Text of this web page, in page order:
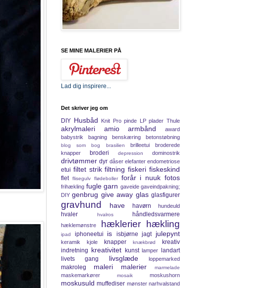
SE MINE MALERIER PÅ
Lad dig inspirere...
Det skriver jeg om
DIY Husbåd Knit Pro pinde LP plader Thule
akrylmaleri amio armbånd
award
babystrik
bagning benskæring betonstøbning
blog som bog brasilien brilleetui
broderede
knapper
broderi depression dominostrik
drivtømmer dyr dåser elefanter endometriose
etui filtet strik filtning fiskeri fiskeskind
flet flisegulv flødeboller forår i nuuk fotos
frihækling fugle garn gaveide gaveindpakning;
DIY genbrug give away glas glasfigurer
gravhund have havørn hundeuld
hvaler hvalros håndledsvarmere
hæklemønstre hæklerier hækling
ipad iphoneetui is isbjørne jagt julepynt
keramik kjole knapper knækbrød
kreativ
indretning kreativitet kunst lamper
landart
livets gang
livsglæde loppemarked
makroleg maleri malerier marmelade
maskemarkører mosaik moskushorn
moskusuld muffediser mønster narhvalstand